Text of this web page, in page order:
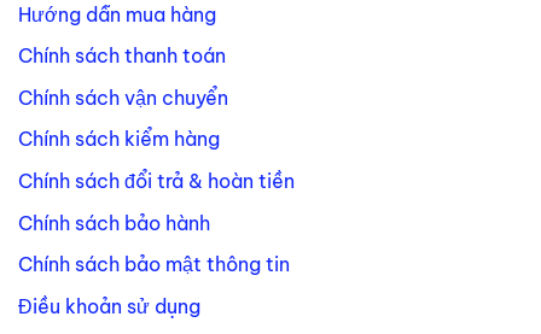
Hướng dẫn mua hàng
Chính sách thanh toán
Chính sách vận chuyển
Chính sách kiểm hàng
Chính sách đổi trả & hoàn tiền
Chính sách bảo hành
Chính sách bảo mật thông tin
Điều khoản sử dụng